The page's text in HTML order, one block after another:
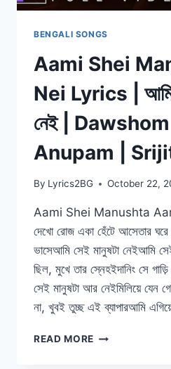
BENGALI SONGS
Aami Shei
Nei Lyrics | আমি
নেই |
Anupam |
By Lyrics2BG October 22,
Aami Shei Manushta Aar
দেখো রোজ একা হেঁটে আসেতার ঘরে
ভাসেআমি সেই মানুষটা নেইআমি
ছিল, মুখে তার স্নেহইদানিং সে
সেই মানুষটা আর নেইমিলিয়ে যেন
না, খুবই তুচ্ছ এই ব্যাপারআমি
READ MORE AAMI